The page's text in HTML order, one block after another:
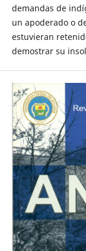
demandas de
un apoderado o
estuvieran
demostrar su